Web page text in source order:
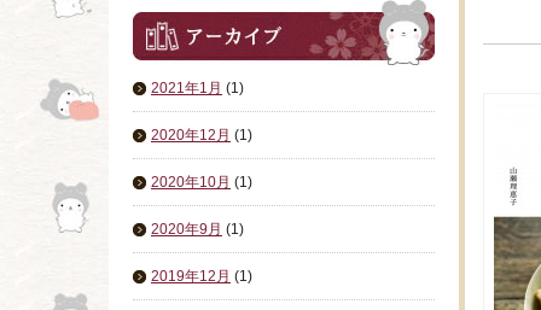
2021年1月 (1)
2020年12月 (1)
2020年10月 (1)
2020年9月 (1)
2019年12月 (1)